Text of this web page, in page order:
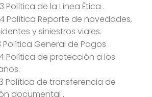
Política de la Línea Ética .
Política Reporte de novedades,
y siniestros viales.
Política General de Pagos .
Política de protección a los
Política de transferencia de
documental .